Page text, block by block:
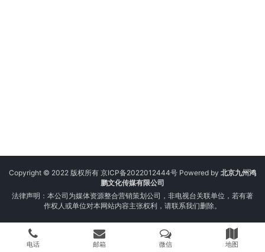
Copyright © 2022 版权所有 京ICP备2022012444号 Powered by 北京九州鸿
鹏文化传媒有限公司
法律声明：本公司为媒体资源整合营销策划公司，非电视台关联单位，若有著
作权人或单位对本网站内容主张权利，请联系我们删除。
电话 邮箱 微信 地图